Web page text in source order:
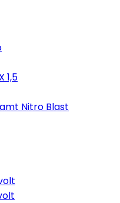
1,5
Nitro Blast